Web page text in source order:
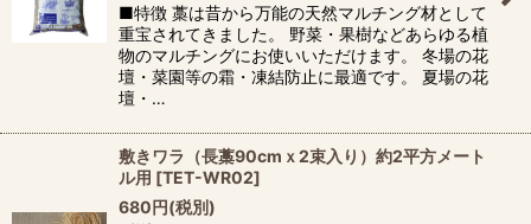
■特徴 藁は昔から万能の天然マルチング材として
重宝されてきました。 野菜・果樹などあらゆる植
物のマルチングにお使いいただけます。 冬場の花
壇・菜園等の霜・凍結防止に最適です。 夏場の花
壇・…
敷きワラ（長藁90cmｘ2束入り）約2平方メート
ル用 [TET-WR02]
680円(税別)